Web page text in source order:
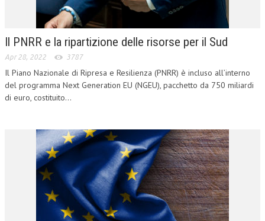
RISK MANAGEMENT
SVILUPPO SOSTENIBILE
PERSONA E CITTÀ
L’UMANISTA
DIRITTO DEL LAVORO
DIRITTO DEL WEB
DIRITTO DELLE IMPRESE IN CRISI
CRIMINOLOGIA E CRIMINALISTICA
Il PNRR e la ripartizione delle risorse per il Sud
Apr 28, 2022 3787
Il Piano Nazionale di Ripresa e Resilienza (PNRR) è incluso all’interno
del programma Next Generation EU (NGEU), pacchetto da 750 miliardi
di euro, costituito...